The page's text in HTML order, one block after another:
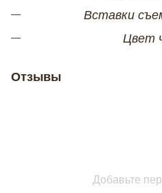
Вставки
Цвет
Отзывы
Добавьте